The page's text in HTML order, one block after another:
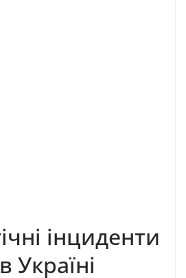
інциденти
Україні